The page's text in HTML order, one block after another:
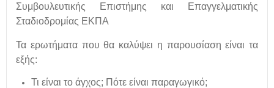
Συμβουλευτικής Επιστήμης και Επαγγελματικής
Σταδιοδρομίας ΕΚΠΑ
Τα ερωτήματα που θα καλύψει η παρουσίαση είναι τα
εξής:
Τι είναι το άγχος; Πότε είναι παραγωγικό;